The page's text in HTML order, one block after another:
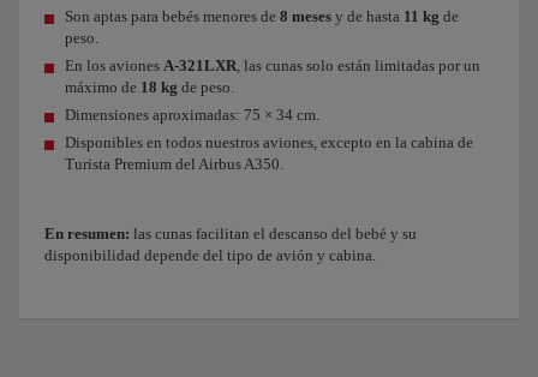
Son aptas para bebés menores de 8 meses y de hasta 11 kg de
peso.
En los aviones A-321LXR, las cunas solo están limitadas por un
máximo de 18 kg de peso.
Dimensiones aproximadas: 75 × 34 cm.
Disponibles en todos nuestros aviones, excepto en la cabina de
Turista Premium del Airbus A350.
En resumen: las cunas facilitan el descanso del bebé y su
disponibilidad depende del tipo de avión y cabina.